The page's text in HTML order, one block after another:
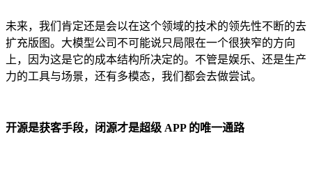
未来，我们肯定还是会以在这个领域的技术的领先性不断的去
扩充版图。大模型公司不可能说只局限在一个很狭窄的方向
上，因为这是它的成本结构所决定的。不管是娱乐、还是生产
力的工具与场景，还有多模态，我们都会去做尝试。
开源是获客手段，闭源才是超级 APP 的唯一通路